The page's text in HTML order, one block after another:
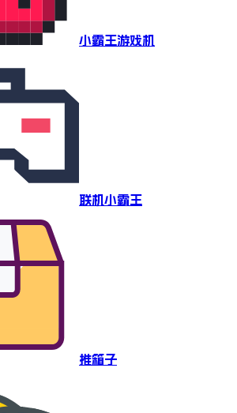
小霸王游戏机
联机小霸王
推箱子